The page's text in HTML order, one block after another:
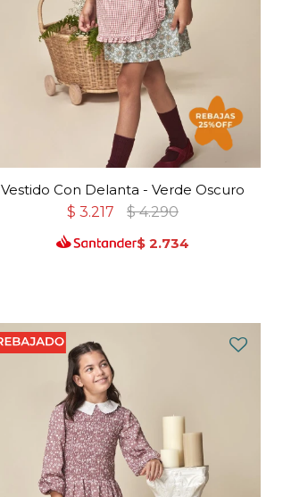
Vestido Con Delanta - Verde Oscuro
$ 3.217 $ 4.290
$ 2.734